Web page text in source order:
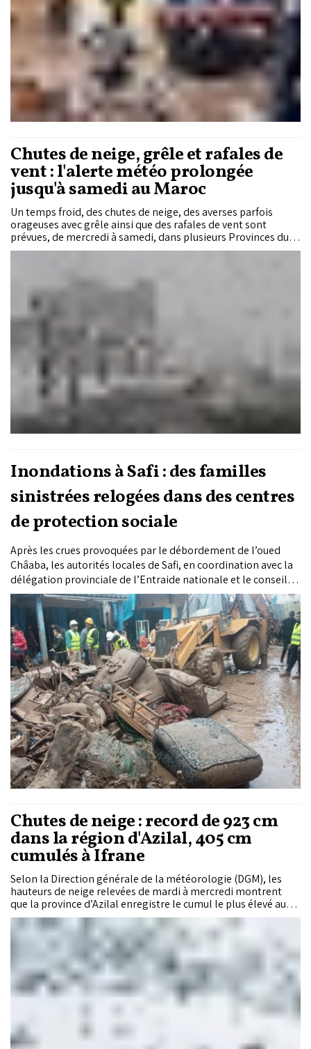
Chutes de neige, grêle et rafales de
vent : l'alerte météo prolongée
jusqu'à samedi au Maroc
Un temps froid, des chutes de neige, des averses parfois
orageuses avec grêle ainsi que des rafales de vent sont
prévues, de mercredi à samedi, dans plusieurs Provinces du
Royaume, a annoncé la Direction générale de la
Inondations à Safi : des familles
sinistrées relogées dans des centres
de protection sociale
Après les crues provoquées par le débordement de l’oued
Châaba, les autorités locales de Safi, en coordination avec la
délégation provinciale de l’Entraide nationale et le conseil
communal, ont engagé une mobilisation d’urgence pour
reloger temporairement les familles dont les habitations
ont été envahies par les eaux.
Chutes de neige : record de 923 cm
dans la région d'Azilal, 405 cm
cumulés à Ifrane
Selon la Direction générale de la météorologie (DGM), les
hauteurs de neige relevées de mardi à mercredi montrent
que la province d’Azilal enregistre le cumul le plus élevé aux
sommets, avec 923 cm au total. La province de Midelt suit
avec 918 cm cumulés aux sommets, tout en enregistrant le
maximum de l’épisode avec 123 cm au sommet à Anemzi. La
province d’Ifrane totalise, pour sa part, 405 cm aux sommets
sur l’ensemble de ses sites de mesure.